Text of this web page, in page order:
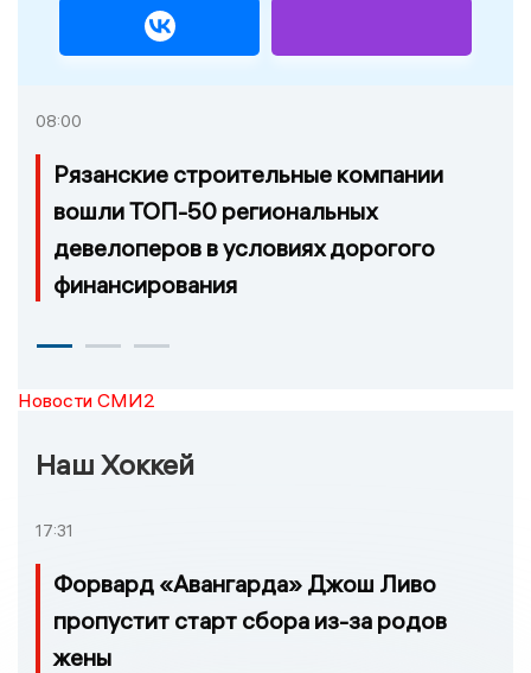
08:00
Рязанские строительные компании
вошли ТОП-50 региональных
девелоперов в условиях дорогого
финансирования
Новости СМИ2
Наш Хоккей
17:31
Форвард «Авангарда» Джош Ливо
пропустит старт сбора из-за родов
жены